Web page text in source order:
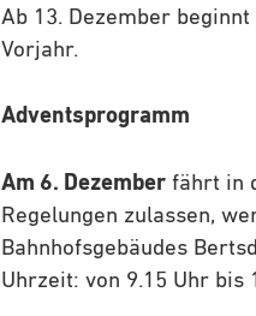
Ab 13. Dezember
Vorjahr.
Adventsprogramm
Am 6. Dezember fährt in
Regelungen zulassen,
Bahnhofsgebäudes
Uhrzeit: von 9.15 Uhr bis